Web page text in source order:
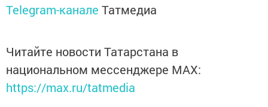
Telegram-канале Татмедиа
Читайте новости Татарстана в
национальном мессенджере MАХ:
https://max.ru/tatmedia